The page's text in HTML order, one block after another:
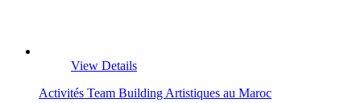
View Details
Activités Team Building Artistiques au Maroc